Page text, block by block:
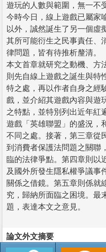
遊玩的人數與範圍，無一不
今時今日，線上遊戲已屬家
以外，誠然誕生了另一個虛
其所可能衍生之民事責任、
律問題，皆有待推析釐清。
本文首章就研究之動機、方
則先自線上遊戲之誕生與特
特之處，再以作者自身之經
戲，並介紹其遊戲內容與遊
之特點，並特別列出近年紅
遊戲「英雄聯盟」的盛況，
不同之處。接著，第三章從
到消費者保護法問題之關聯
臨的法律爭點。第四章則以
及國外所發生隱私權爭議事
關係之借鏡。第五章則係就
究，歸納所面臨之困境。最
題，表達本文之意見。
論文外文摘要